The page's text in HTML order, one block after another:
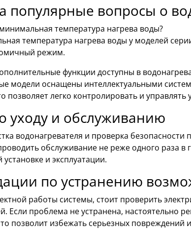
популярные вопросы о
температура нагрева воды?
температура нагрева воды у моделей
режим.
функции доступны в
модели оснащены интеллектуальными
позволяет легко контролировать и управлять
уходу и обслуживанию
водонагревателя и проверка
обслуживание не реже одного раза
и эксплуатации.
по устранению
работы системы, стоит проверить
Если проблема не устранена, настоятельно
позволит избежать серьезных